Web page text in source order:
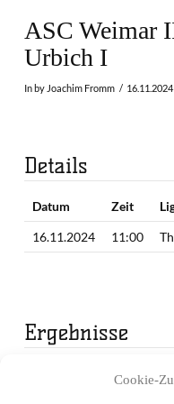
Cookie-
ASC Weimar
Urbich I
In by Joachim Fromm 16.11.2024
Details
Datum Zeit
16.11.2024
11:00
Ergebnisse
1. Periode